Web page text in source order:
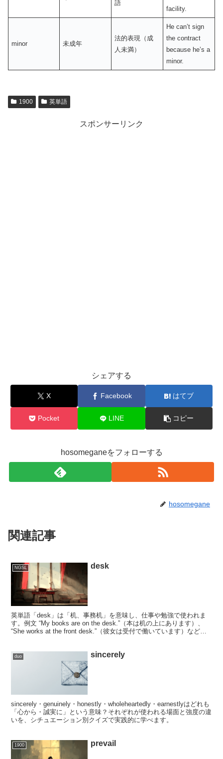
語
facility.
minor 未成年
法的表現（成
人未満）
He can’t sign
the contract
because he’s a
minor.
1900 英単語
スポンサーリンク
シェアする
X Facebook はてブ
Pocket LINE コピー
hosomeganeをフォローする
hosomegane
関連記事
NGSL desk
英単語「desk」は「机、事務机」を意味し、仕事や勉強で使われま
す。例文 “My books are on the desk.”（本は机の上にあります）、
“She works at the front desk.”（彼女は受付で働いています）など、
duo sincerely
sincerely・genuinely・honestly・wholeheartedly・earnestlyはどれも
「心から・誠実に」という意味？それぞれが使われる場面と強度の違
いを、シチュエーション別クイズで実践的に学べます。
1900 prevail